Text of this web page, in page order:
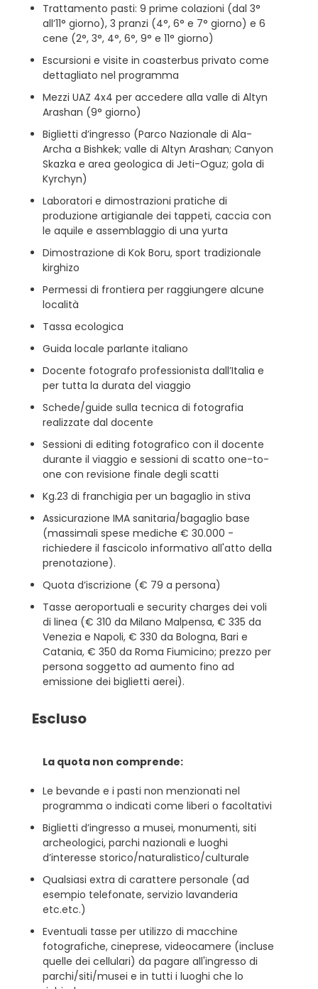
Trattamento pasti: 9 prime colazioni (dal 3°
all’11° giorno), 3 pranzi (4°, 6° e 7° giorno) e 6
cene (2°, 3°, 4°, 6°, 9° e 11° giorno)
Escursioni e visite in coasterbus privato come
dettagliato nel programma
Mezzi UAZ 4x4 per accedere alla valle di Altyn
Arashan (9° giorno)
Biglietti d’ingresso (Parco Nazionale di Ala-
Archa a Bishkek; valle di Altyn Arashan; Canyon
Skazka e area geologica di Jeti-Oguz; gola di
Kyrchyn)
Laboratori e dimostrazioni pratiche di
produzione artigianale dei tappeti, caccia con
le aquile e assemblaggio di una yurta
Dimostrazione di Kok Boru, sport tradizionale
kirghizo
Permessi di frontiera per raggiungere alcune
località
Tassa ecologica
Guida locale parlante italiano
Docente fotografo professionista dall’Italia e
per tutta la durata del viaggio
Schede/guide sulla tecnica di fotografia
realizzate dal docente
Sessioni di editing fotografico con il docente
durante il viaggio e sessioni di scatto one-to-
one con revisione finale degli scatti
Kg.23 di franchigia per un bagaglio in stiva
Assicurazione IMA sanitaria/bagaglio base
(massimali spese mediche € 30.000 -
richiedere il fascicolo informativo all'atto della
prenotazione).
Quota d’iscrizione (€ 79 a persona)
Tasse aeroportuali e security charges dei voli
di linea (€ 310 da Milano Malpensa, € 335 da
Venezia e Napoli, € 330 da Bologna, Bari e
Catania, € 350 da Roma Fiumicino; prezzo per
persona soggetto ad aumento fino ad
emissione dei biglietti aerei).
Escluso
La quota non comprende:
Le bevande e i pasti non menzionati nel
programma o indicati come liberi o facoltativi
Biglietti d’ingresso a musei, monumenti, siti
archeologici, parchi nazionali e luoghi
d’interesse storico/naturalistico/culturale
Qualsiasi extra di carattere personale (ad
esempio telefonate, servizio lavanderia
etc.etc.)
Eventuali tasse per utilizzo di macchine
fotografiche, cineprese, videocamere (incluse
quelle dei cellulari) da pagare all'ingresso di
parchi/siti/musei e in tutti i luoghi che lo